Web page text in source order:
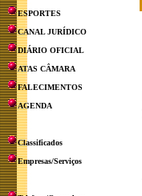
ESPORTES
CANAL JURÍDICO
DIÁRIO OFICIAL
ATAS CÂMARA
FALECIMENTOS
AGENDA
Classificados
Empresas/Serviços